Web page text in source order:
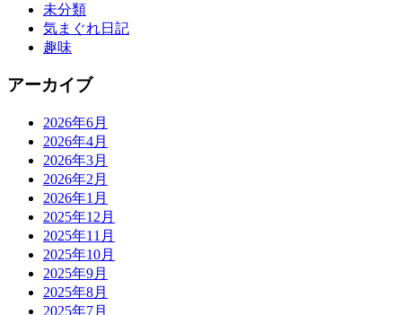
未分類
気まぐれ日記
趣味
アーカイブ
2026年6月
2026年4月
2026年3月
2026年2月
2026年1月
2025年12月
2025年11月
2025年10月
2025年9月
2025年8月
2025年7月